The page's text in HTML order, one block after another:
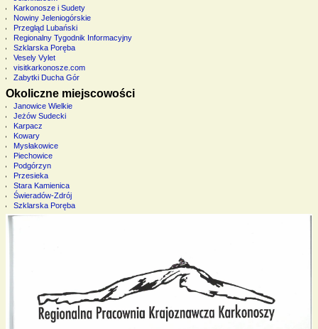
Karkonosze i Sudety
Nowiny Jeleniogórskie
Przegląd Lubański
Regionalny Tygodnik Informacyjny
Szklarska Poręba
Vesely Vylet
visitkarkonosze.com
Zabytki Ducha Gór
Okoliczne miejscowości
Janowice Wielkie
Jeżów Sudecki
Karpacz
Kowary
Mysłakowice
Piechowice
Podgórzyn
Przesieka
Stara Kamienica
Świeradów-Zdrój
Szklarska Poręba